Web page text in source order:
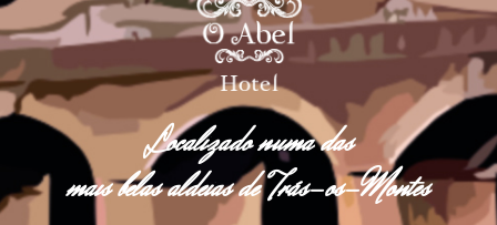
Localizado numa das
mais belas aldeias de Trás-os-Montes